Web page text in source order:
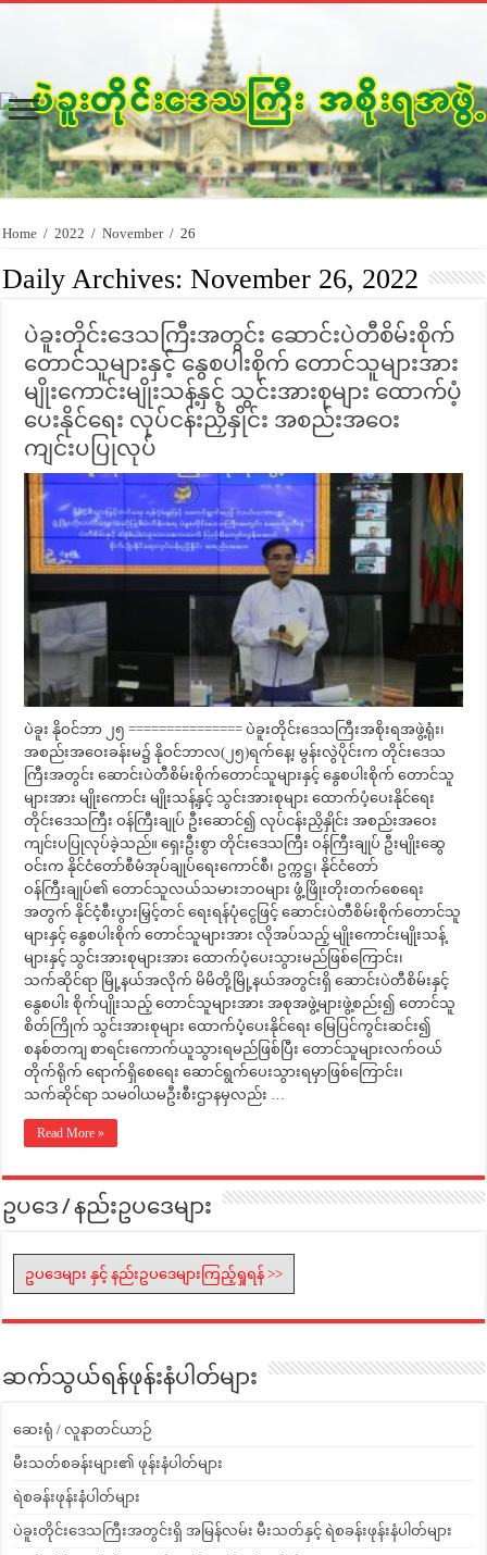
Home / 2022 / November / 26
Daily Archives:November 26, 2022
ပဲခူးတိုင်းဒေသကြီးအတွင်း ဆောင်းပဲတီစိမ်းစိုက်
တောင်သူများနှင့် နွေစပါးစိုက် တောင်သူများအား
မျိုးကောင်းမျိုးသန့်နှင့် သွင်းအားစုများ ထောက်ပံ့
ပေးနိုင်ရေး လုပ်ငန်းညှိနှိုင်း အစည်းအဝေး
ကျင်းပပြုလုပ်
ပဲခူး နိုဝင်ဘာ ၂၅ =============== ပဲခူးတိုင်းဒေသကြီးအစိုးရအဖွဲ့ရုံး၊
အစည်းအဝေးခန်းမ၌ နိုဝင်ဘာလ(၂၅)ရက်နေ့၊ မွန်းလွဲပိုင်းက တိုင်းဒေသ
ကြီးအတွင်း ဆောင်းပဲတီစိမ်းစိုက်တောင်သူများနှင့် နွေစပါးစိုက် တောင်သူ
များအား မျိုးကောင်း မျိုးသန့်နှင့် သွင်းအားစုများ ထောက်ပံ့ပေးနိုင်ရေး
တိုင်းဒေသကြီး ဝန်ကြီးချုပ် ဦးဆောင်၍ လုပ်ငန်းညှိနှိုင်း အစည်းအဝေး
ကျင်းပပြုလုပ်ခဲ့သည်။ ရှေးဦးစွာ တိုင်းဒေသကြီး ဝန်ကြီးချုပ် ဦးမျိုးဆွေ
ဝင်းက နိုင်ငံတော်စီမံအုပ်ချုပ်ရေးကောင်စီ၊ ဥက္ကဋ္ဌ၊ နိုင်ငံတော်
ဝန်ကြီးချုပ်၏ တောင်သူလယ်သမားဘဝများ ဖွံ့ဖြိုးတိုးတက်စေရေး
အတွက် နိုင်ငံ့စီးပွားမြှင့်တင် ရေးရန်ပုံငွေဖြင့် ဆောင်းပဲတီစိမ်းစိုက်တောင်သူ
များနှင့် နွေစပါးစိုက် တောင်သူများအား လိုအပ်သည့် မျိုးကောင်းမျိုးသန့်
များနှင့် သွင်းအားစုများအား ထောက်ပံ့ပေးသွားမည်ဖြစ်ကြောင်း၊
သက်ဆိုင်ရာ မြို့နယ်အလိုက် မိမိတို့မြို့နယ်အတွင်းရှိ ဆောင်းပဲတီစိမ်းနှင့်
နွေစပါး စိုက်ပျိုးသည့် တောင်သူများအား အစုအဖွဲ့များဖွဲ့စည်း၍ တောင်သူ
စိတ်ကြိုက် သွင်းအားစုများ ထောက်ပံ့ပေးနိုင်ရေး မြေပြင်ကွင်းဆင်း၍
စနစ်တကျ စာရင်းကောက်ယူသွားရမည်ဖြစ်ပြီး တောင်သူများလက်ဝယ်
တိုက်ရိုက် ရောက်ရှိစေရေး ဆောင်ရွက်ပေးသွားရမှာဖြစ်ကြောင်း၊
သက်ဆိုင်ရာ သမဝါယမဦးစီးဌာနမှလည်း …
Read More »
ဥပဒေ / နည်းဥပဒေများ
ဥပဒေများ နှင့် နည်းဥပဒေများကြည့်ရှုရန် >>
ဆက်သွယ်ရန်ဖုန်းနံပါတ်များ
ဆေးရုံ / လူနာတင်ယာဉ်
မီးသတ်စခန်းများ၏ ဖုန်းနံပါတ်များ
ရဲစခန်းဖုန်းနံပါတ်များ
ပဲခူးတိုင်းဒေသကြီးအတွင်းရှိ အမြန်လမ်း မီးသတ်နှင့် ရဲစခန်းဖုန်းနံပါတ်များ